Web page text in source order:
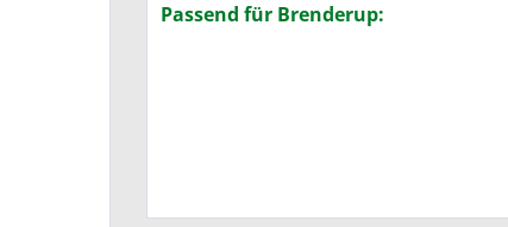
Passend für Brenderup: